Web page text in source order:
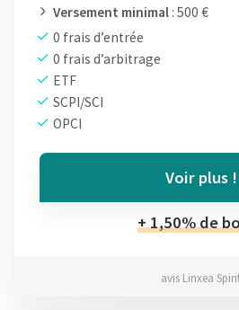
Versement minimal : 500 €
0 frais d’entrée
0 frais d’arbitrage
ETF
SCPI/SCI
OPCI
Voir plus !
+ 1,50% de
avis Linxea